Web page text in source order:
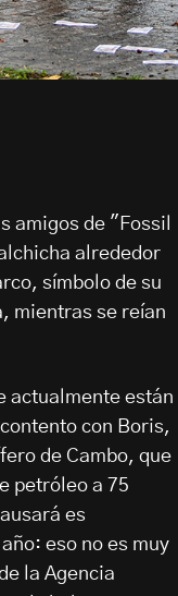
amigos de "Fossil
alrededor
símbolo de su
mientras se reían
actualmente están
con Boris,
de Cambo, que
petróleo a 75
es
eso no es muy
la Agencia